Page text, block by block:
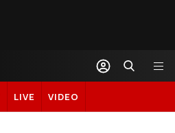
LIVE VIDEO